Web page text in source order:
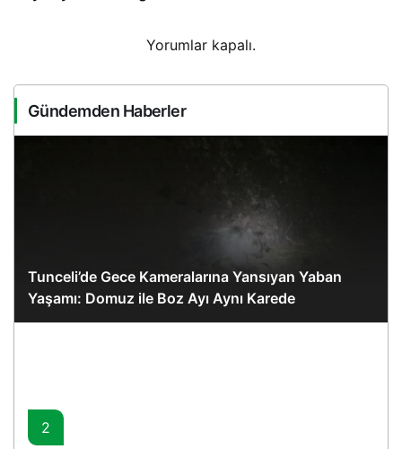
Yorumlar kapalı.
Gündemden Haberler
Tunceli’de Gece Kameralarına Yansıyan Yaban
Yaşamı: Domuz ile Boz Ayı Aynı Karede
2